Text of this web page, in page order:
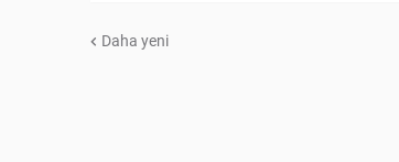
Daha yeni